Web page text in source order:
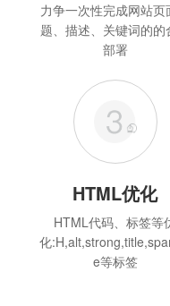
力争一次性完成网站页
题、描述、关键词的的
部署
HTML优化
HTML代码、标签等
化
e等标签